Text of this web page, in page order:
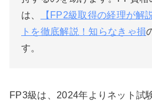
は、
【FP2級取得の経理が解
トを徹底解説！知らなきゃ損
す。
FP3級は、2024年よりネット試